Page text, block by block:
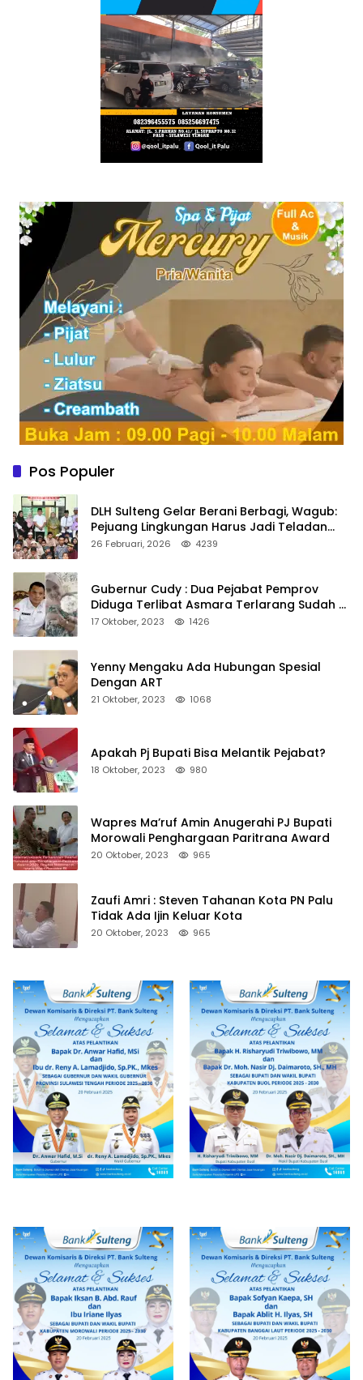
Pos Populer
DLH Sulteng Gelar Berani Berbagi, Wagub:
Pejuang Lingkungan Harus Jadi Teladan
Kepedulian
26 Februari, 2026 4239
Gubernur Cudy : Dua Pejabat Pemprov
Diduga Terlibat Asmara Terlarang Sudah di
Non Job
17 Oktober, 2023 1426
Yenny Mengaku Ada Hubungan Spesial
Dengan ART
21 Oktober, 2023 1068
Apakah Pj Bupati Bisa Melantik Pejabat?
18 Oktober, 2023 980
Wapres Ma’ruf Amin Anugerahi PJ Bupati
Morowali Penghargaan Paritrana Award
20 Oktober, 2023 965
Zaufi Amri : Steven Tahanan Kota PN Palu
Tidak Ada Ijin Keluar Kota
20 Oktober, 2023 965